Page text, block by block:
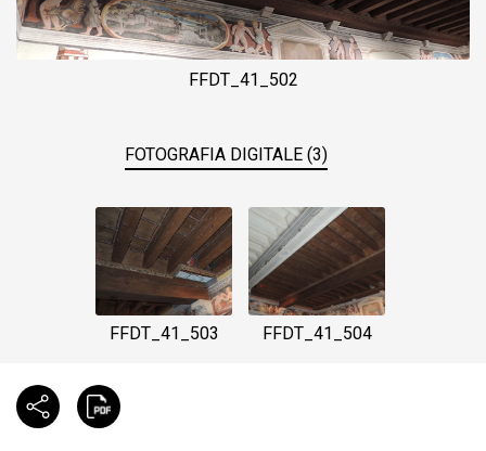
FFDT_41_502
FOTOGRAFIA DIGITALE (3)
FFDT_41_503 FFDT_41_504